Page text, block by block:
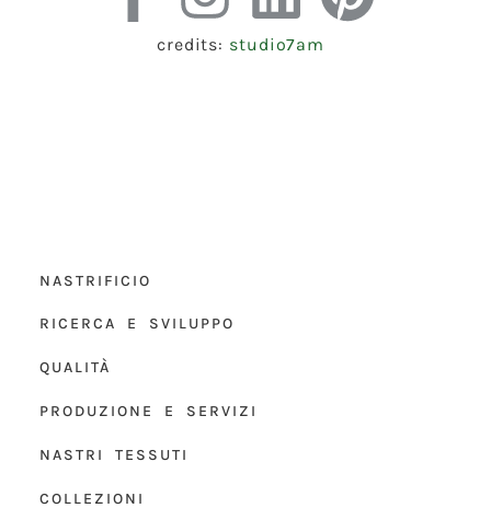
credits: studio7am
NASTRIFICIO
RICERCA E SVILUPPO
QUALITÀ
PRODUZIONE E SERVIZI
NASTRI TESSUTI
COLLEZIONI